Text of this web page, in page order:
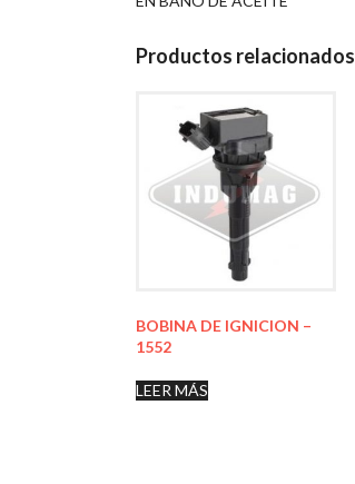
Productos relacionados
BOBINA DE IGNICION –
1552
LEER MÁS